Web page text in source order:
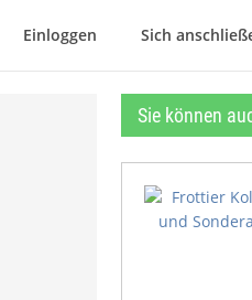
Einloggen Sich
Sie können